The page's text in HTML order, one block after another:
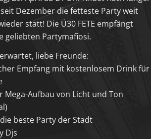
Dezember die fetteste Party weit
statt! Die Ü30 FETE empfängt
geliebten Partymafiosi.
liebe Freunde:
Empfang mit kostenlosem Drink für
Mega-Aufbau von Licht und Ton
beste Party der Stadt
Djs